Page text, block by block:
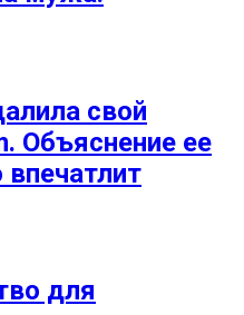
свой
Объяснение ее
впечатлит
для